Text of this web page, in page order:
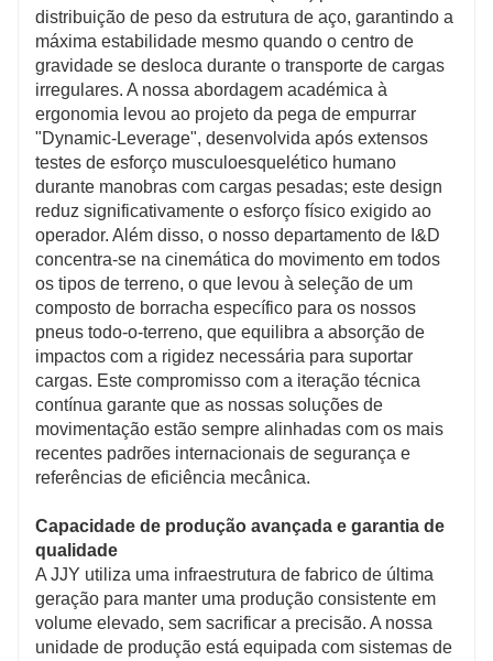
distribuição de peso da estrutura de aço, garantindo a
máxima estabilidade mesmo quando o centro de
gravidade se desloca durante o transporte de cargas
irregulares. A nossa abordagem académica à
ergonomia levou ao projeto da pega de empurrar
"Dynamic-Leverage", desenvolvida após extensos
testes de esforço musculoesquelético humano
durante manobras com cargas pesadas; este design
reduz significativamente o esforço físico exigido ao
operador. Além disso, o nosso departamento de I&D
concentra-se na cinemática do movimento em todos
os tipos de terreno, o que levou à seleção de um
composto de borracha específico para os nossos
pneus todo-o-terreno, que equilibra a absorção de
impactos com a rigidez necessária para suportar
cargas. Este compromisso com a iteração técnica
contínua garante que as nossas soluções de
movimentação estão sempre alinhadas com os mais
recentes padrões internacionais de segurança e
referências de eficiência mecânica.
Capacidade de produção avançada e garantia de
qualidade
A JJY utiliza uma infraestrutura de fabrico de última
geração para manter uma produção consistente em
volume elevado, sem sacrificar a precisão. A nossa
unidade de produção está equipada com sistemas de